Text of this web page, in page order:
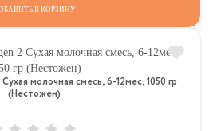
В КОРЗИНУ
молочная смесь, 6-12мес, 1050 гр
(Нестожен)